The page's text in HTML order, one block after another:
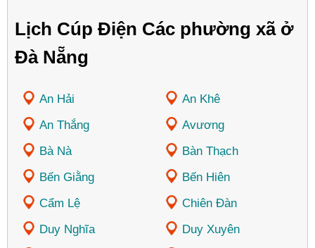
Lịch Cúp Điện Các phường xã ở
Đà Nẵng
An Hải
An Khê
An Thắng
Avương
Bà Nà
Bàn Thạch
Bến Giằng
Bến Hiên
Cẩm Lệ
Chiên Đàn
Duy Nghĩa
Duy Xuyên